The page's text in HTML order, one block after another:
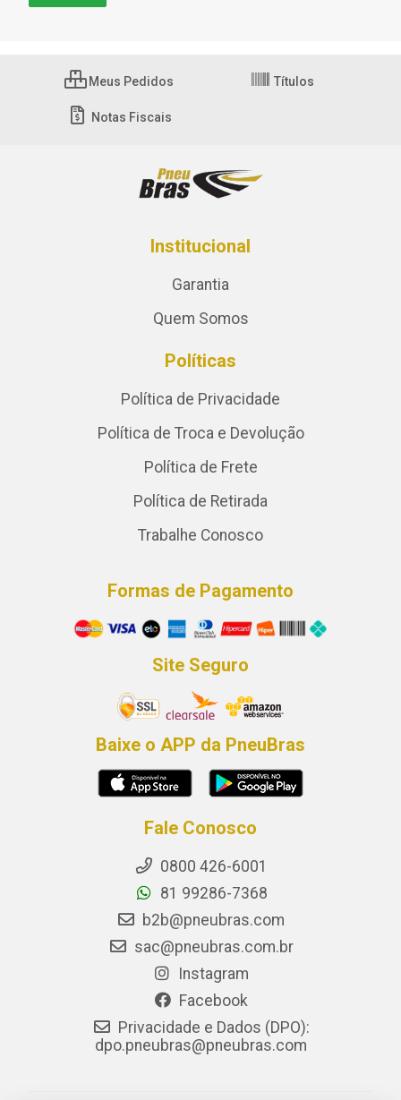
Meus Pedidos Títulos
Notas Fiscais
Institucional
Garantia
Quem Somos
Políticas
Política de Privacidade
Política de Troca e Devolução
Política de Frete
Política de Retirada
Trabalhe Conosco
Formas de Pagamento
Site Seguro
Baixe o APP da PneuBras
Fale Conosco
0800 426-6001
81 99286-7368
b2b@pneubras.com
sac@pneubras.com.br
Instagram
Facebook
Privacidade e Dados (DPO):
dpo.pneubras@pneubras.com